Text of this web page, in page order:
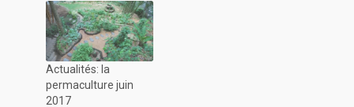
Actualités: la
permaculture juin
2017